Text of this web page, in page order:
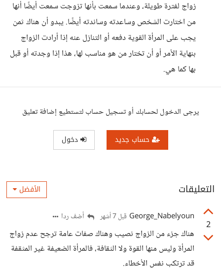
زواج لفترة طويلة، وعندما سمعت بأنها تزوجت سمعت أيضًا أنها
من اختارت الشخص وساعدته وساندته أيضًا. يبدو أن هناك ثمن
يجب على المرأة القوية دفعه أو التنازل عنه إذا أرادت الزواج
بنهاية الأمر أو أن تختار من هو مناسب لها، هذا إذا وجدته أو قبل
بها كما هي.
يرجى الدخول لحسابك أو تسجيل حساب لتستطيع إضافة تعليق
حساب جديد دخول
التعليقات الأفضل
2
George_Nabelyoun قبل 7 أشهر أضف ردا
هناك جزء من الزواج نصيب وهناك صفات عامة ترجح عدم زواج
المرأة وليس منها القوة ولا الثقافة، فالمرأة الضعيفة غير المثقفة
قد ترتكب نفس الأخطاء.